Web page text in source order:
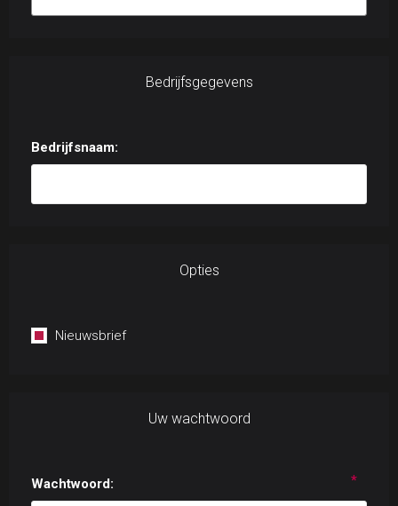
Bedrijfsgegevens
Bedrijfsnaam:
Opties
Nieuwsbrief
Uw wachtwoord
Wachtwoord: *